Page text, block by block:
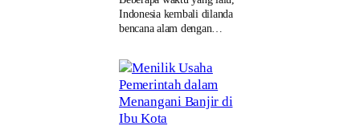
Indonesia kembali dilanda
bencana alam dengan…